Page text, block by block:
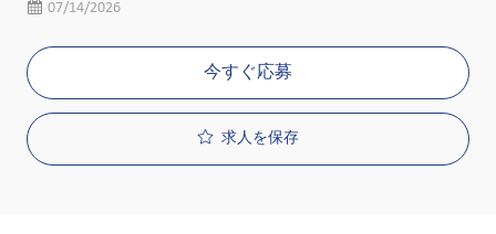
投稿日07/14/2026
今すぐ応募
求人を保存